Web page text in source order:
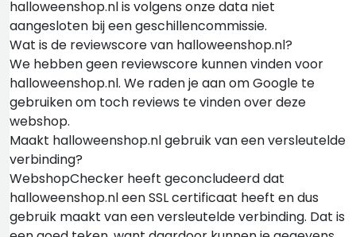
halloweenshop.nl is volgens onze data niet
aangesloten bij een geschillencommissie.
Wat is de reviewscore van halloweenshop.nl?
We hebben geen reviewscore kunnen vinden voor
halloweenshop.nl. We raden je aan om Google te
gebruiken om toch reviews te vinden over deze
webshop.
Maakt halloweenshop.nl gebruik van een versleutelde
verbinding?
WebshopChecker heeft geconcludeerd dat
halloweenshop.nl een SSL certificaat heeft en dus
gebruik maakt van een versleutelde verbinding. Dat is